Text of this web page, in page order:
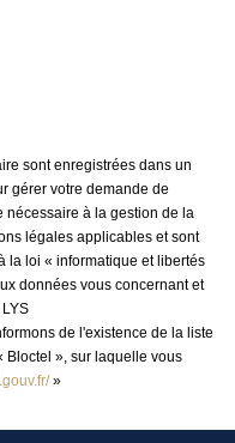
sont enregistrées dans un
gérer votre demande de
nécessaire à la gestion de la
légales applicables et sont
la loi « informatique et libertés
données vous concernant et
de l'existence de la liste
», sur laquelle vous
»